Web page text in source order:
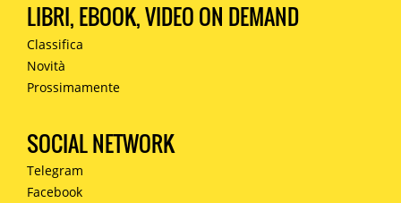
LIBRI, EBOOK, VIDEO ON DEMAND
Classifica
Novità
Prossimamente
SOCIAL NETWORK
Telegram
Facebook